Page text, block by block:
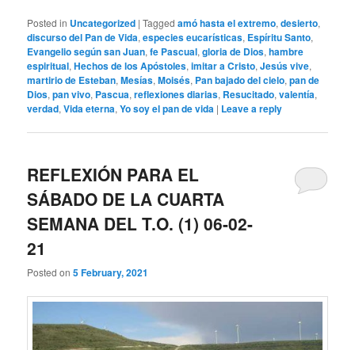
Posted in Uncategorized |Tagged amó hasta el extremo,desierto,
discurso del Pan de Vida,especies eucarísticas, Espíritu Santo,
Evangelio según san Juan,fe Pascual,gloria de Dios,hambre
espiritual,Hechos de los Apóstoles,imitar a Cristo,Jesús vive,
martirio de Esteban,Mesías,Moisés, Pan bajado del cielo,pan de
Dios,pan vivo, Pascua,reflexiones diarias, Resucitado,valentía,
verdad,Vida eterna,Yo soy el pan de vida | Leave a reply
REFLEXIÓN PARA EL
SÁBADO DE LA CUARTA
SEMANA DEL T.O. (1) 06-02-
21
Posted on5 February, 2021